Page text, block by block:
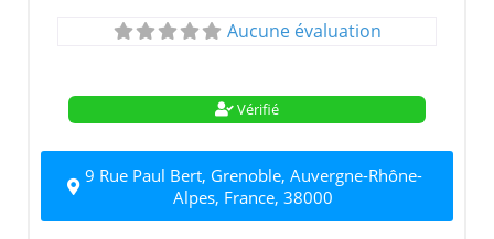
Aucune évaluation
Vérifié
9 Rue Paul Bert, Grenoble, Auvergne-Rhône-
Alpes, France, 38000